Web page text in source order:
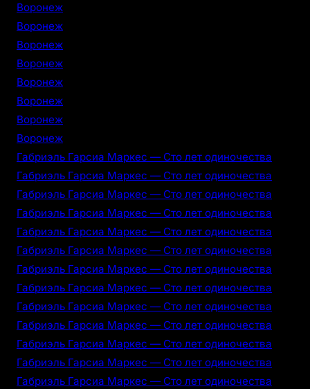
Воронеж
Воронеж
Воронеж
Воронеж
Воронеж
Воронеж
Воронеж
Воронеж
Габриэль Гарсиа Маркес — Сто лет одиночества
Габриэль Гарсиа Маркес — Сто лет одиночества
Габриэль Гарсиа Маркес — Сто лет одиночества
Габриэль Гарсиа Маркес — Сто лет одиночества
Габриэль Гарсиа Маркес — Сто лет одиночества
Габриэль Гарсиа Маркес — Сто лет одиночества
Габриэль Гарсиа Маркес — Сто лет одиночества
Габриэль Гарсиа Маркес — Сто лет одиночества
Габриэль Гарсиа Маркес — Сто лет одиночества
Габриэль Гарсиа Маркес — Сто лет одиночества
Габриэль Гарсиа Маркес — Сто лет одиночества
Габриэль Гарсиа Маркес — Сто лет одиночества
Габриэль Гарсиа Маркес — Сто лет одиночества